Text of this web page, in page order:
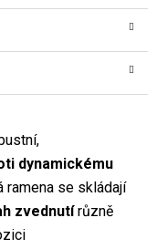
dynamickému
ramena se skládají
zvednutírůzně